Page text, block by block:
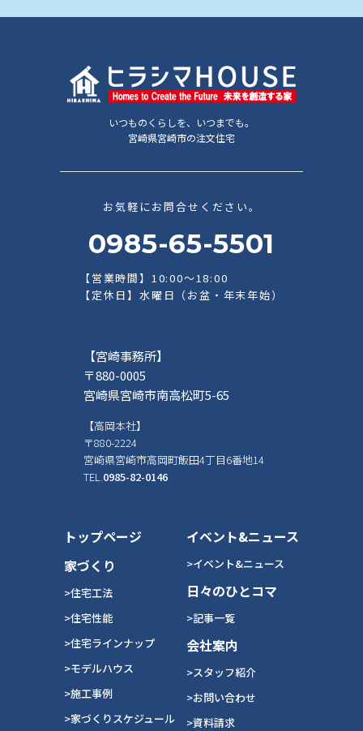
いつものくらしを、いつまでも。
宮崎県宮崎市の注文住宅
お気軽にお問合せください。
0985-65-5501
【営業時間】10:00～18:00
【定休日】水曜日（お盆・年末年始）
【宮崎事務所】
〒880-0005
宮崎県宮崎市南高松町5-65
【高岡本社】
〒880-2224
宮崎県宮崎市高岡町飯田4丁目6番地14
TEL. 0985-82-0146
トップページ
家づくり
>住宅工法
>住宅性能
>住宅ラインナップ
>モデルハウス
>施工事例
>家づくりスケジュール
イベント&ニュース
>イベント&ニュース
日々のひとコマ
>記事一覧
会社案内
>スタッフ紹介
>お問い合わせ
>資料請求